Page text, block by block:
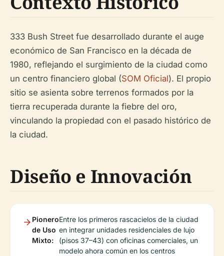
333 Bush Street fue desarrollado durante el auge
económico de San Francisco en la década de
1980, reflejando el surgimiento de la ciudad como
un centro financiero global (SOM Oficial). El propio
sitio se asienta sobre terrenos formados por la
tierra recuperada durante la fiebre del oro,
vinculando la propiedad con el pasado histórico de
la ciudad.
Diseño e Innovación
Pionero
de Uso
Mixto:
Entre los primeros rascacielos de la ciudad
en integrar unidades residenciales de lujo
(pisos 37–43) con oficinas comerciales, un
modelo ahora común en los centros